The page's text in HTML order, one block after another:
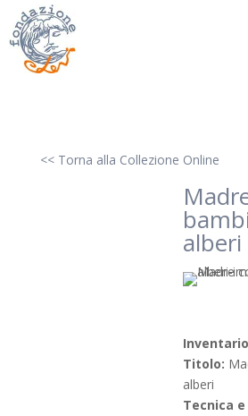
<< Torna alla Collezione Online
alberi
Titolo:
alberi
Tecnica